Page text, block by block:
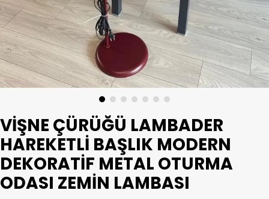
VIŞNE ÇÜRÜĞÜ LAMBADER
HAREKETLI BAŞLIK MODERN
DEKORATIF METAL OTURMA
ODASI ZEMIN LAMBASI